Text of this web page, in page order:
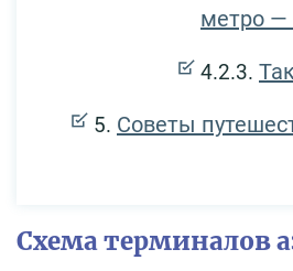
метро —
Советы
Схема терминалов